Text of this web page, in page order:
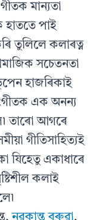
মান্যতা
হাততে পাই
তুলিলে কলাৰত্ন
সচেতনতা
হাজৰিকাই
এক অনন্য
তাৰো আগৰে
গীতিসাহিত্যই
যিহেতু একাধাৰে
কলাই
নৱকান্ত বৰুৱা,